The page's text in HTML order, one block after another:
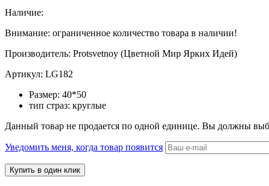
Наличие:
Внимание: ограниченное количество товара в наличии!
Производитель: Protsvetnoy (Цветной Мир Ярких Идей)
Артикул: LG182
Размер: 40*50
тип страз: круглые
Данный товар не продается по одной единице. Вы должны
Уведомить меня, когда товар появится